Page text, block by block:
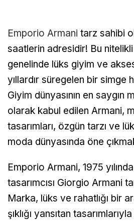
Emporio Armani tarz sahibi
saatlerin adresidir! Bu
genelinde lüks giyim ve
yıllardır süregelen bir simge
Giyim dünyasının en saygın
olarak kabul edilen Armani,
tasarımları, özgün tarzı ve
moda dünyasında öne
Emporio Armani, 1975
tasarımcısı Giorgio Armani
Marka, lüks ve rahatlığı bir
şıklığı yansıtan